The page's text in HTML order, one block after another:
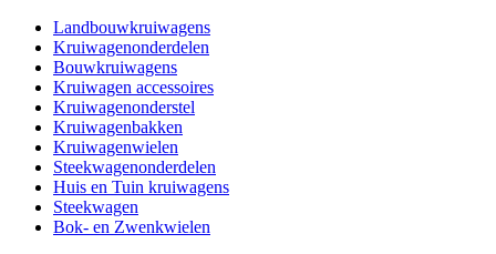
Landbouwkruiwagens
Kruiwagenonderdelen
Bouwkruiwagens
Kruiwagen accessoires
Kruiwagenonderstel
Kruiwagenbakken
Kruiwagenwielen
Steekwagenonderdelen
Huis en Tuin kruiwagens
Steekwagen
Bok- en Zwenkwielen